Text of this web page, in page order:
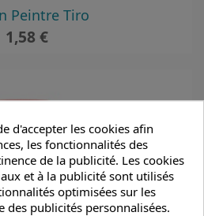
Peintre Tiro
Prix
1,58 €
d'accepter les cookies afin
les fonctionnalités des
de la publicité. Les cookies
et à la publicité sont utilisés
optimisées sur les
des publicités personnalisées.